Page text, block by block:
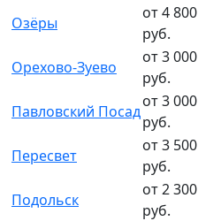
Озёры
от 4 800
руб.
Орехово-Зуево
от 3 000
руб.
Павловский Посад
от 3 000
руб.
Пересвет
от 3 500
руб.
Подольск
от 2 300
руб.